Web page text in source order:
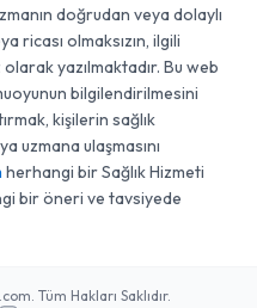
doğrudan veya dolaylı
ricası olmaksızın, ilgili
yazılmaktadır. Bu web
bilgilendirilmesini
kişilerin sağlık
uzmana ulaşmasını
herhangi bir Sağlık Hizmeti
bir öneri ve tavsiyede
Tüm Hakları Saklıdır.